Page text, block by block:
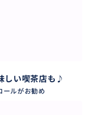
しい喫茶店も♪
ールがお勧め